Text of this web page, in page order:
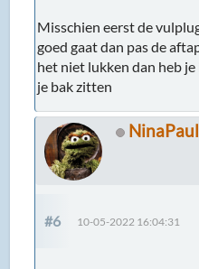
Misschien eerst de
goed gaat dan pas de
het niet lukken dan heb
je bak zitten
NinaPaul
#6 10-05-2022 16:04:31